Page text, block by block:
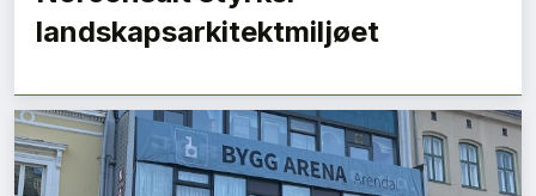
landskapsarkitektmiljøet